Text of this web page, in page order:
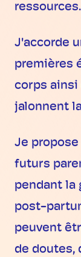
ressources.
J'accorde
premières
corps ainsi
jalonnent
Je
futurs
pendant la
post-
peuvent
de doutes,